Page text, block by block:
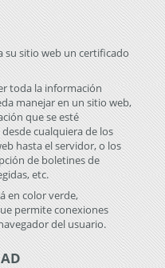
su sitio web un certificado
toda la información
manejar en un sitio web,
que se esté
cualquiera de los
hasta el servidor, o los
de boletines de
etc.
en color verde,
permite conexiones
del usuario.